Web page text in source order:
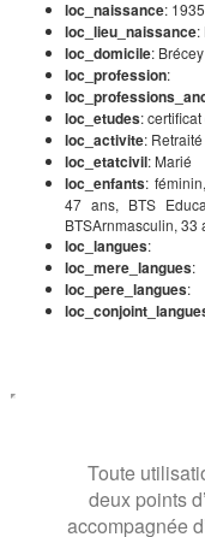
loc_naissance: 1935
loc_lieu_naissance:
loc_domicile: Brécey
loc_profession:
loc_etudes:
loc_activite: Retraité
loc_etatcivil: Marié
loc_enfants:
47 ans, BTS
BTSArnmasculin, 33
loc_langues:
loc_mere_langues:
loc_pere_langues:
Toute
deux points
accompagnée